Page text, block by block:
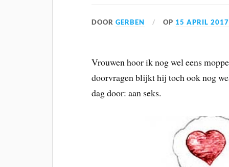
DOORGERBEN OP 15 APRIL 2017
Vrouwen hoor ik nog wel eens
doorvragen blijkt hij toch ook nog
dag door: aan seks.